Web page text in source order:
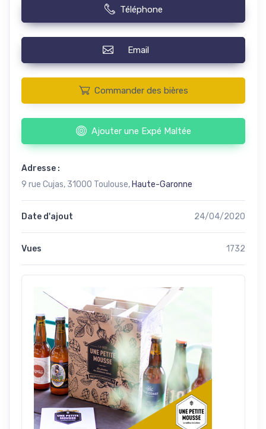
Téléphone
Email
Commander des bières
Ajouter une Expé Maltée
Adresse :
9 rue Cujas, 31000 Toulouse, Haute-Garonne
Date d'ajout 24/04/2020
Vues 1732